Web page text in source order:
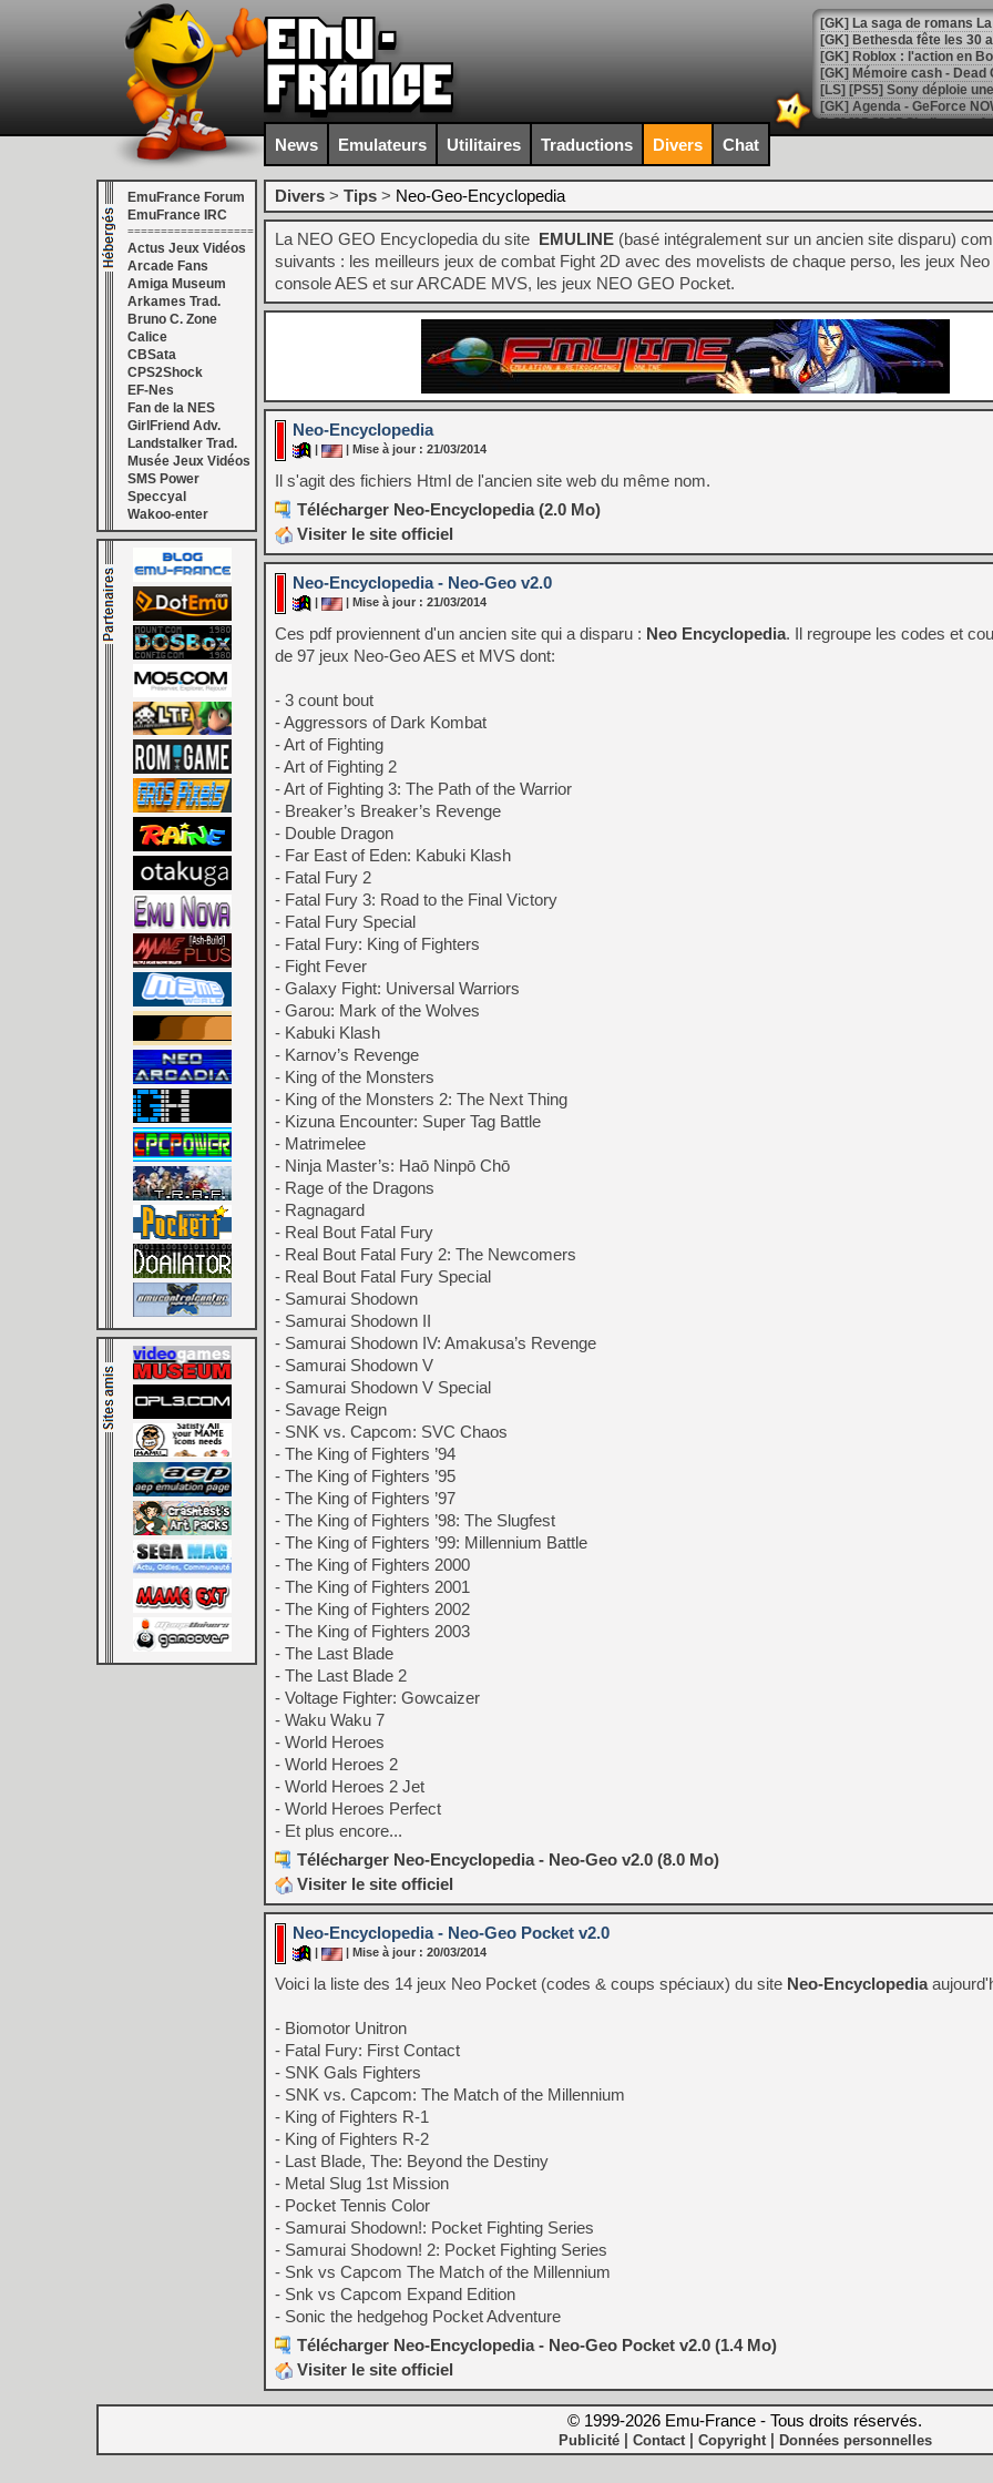
[GK] Bethesda fête les 30
[GK] Roblox : l'action en
[GK] Agenda - GeForce
[GK] Devolver Digital en a
[LS] [PS5] ps5-y2jb-
[GK] Pourquoi Marvel
[GK] Test : Restory : Chill
[GK] GTA 6 : Rockstar
[GK] Hot Wheels Infinite
[GK] Mémoire cash -
[GK] Résultats Nintendo :
[GK] Déjà des
[GK] Minecraft et ses «
[GK] Beast of
[GK] Ubisoft : fin de partie
[GK] Mémoire cash -
[GK] Dan Houser (GTA)
[GK] Comment EA Sports
[GK] Crimson Moon : un
[GK] Isle of Reveries : le
[GK] Moonlighter 2 : The
[GK] Capcom relance
[GK] Le beat'em up The
[GK] Endless Legend 2 :
[LS] [PS5] Le WebKit
[GK] Oubliez Crazy Taxi,
[LS] [Switch] NSZ 5.0.0
News Emulateurs Utilitaires Traductions Divers Chat
EmuFrance Forum
EmuFrance IRC
===================
Actus Jeux Vidéos
Arcade Fans
Amiga Museum
Arkames Trad.
Bruno C. Zone
Calice
CBSata
CPS2Shock
EF-Nes
Fan de la NES
GirlFriend Adv.
Landstalker Trad.
Musée Jeux Vidéos
SMS Power
Speccyal
Wakoo-enter
Divers > Tips > Neo-Geo-Encyclopedia
La NEO GEO Encyclopedia du site EMULINE (basé intégralement sur un ancien site disparu)
suivants : les meilleurs jeux de combat Fight 2D avec des movelists de chaque perso, les jeux
console AES et sur ARCADE MVS, les jeux NEO GEO Pocket.
Neo-Encyclopedia
| Mise à jour : 21/03/2014
Il s'agit des fichiers Html de l'ancien site web du même nom.
Télécharger Neo-Encyclopedia (2.0 Mo)
Visiter le site officiel
Neo-Encyclopedia - Neo-Geo v2.0
| Mise à jour : 21/03/2014
Ces pdf proviennent d'un ancien site qui a disparu : Neo Encyclopedia. Il regroupe les codes et
de 97 jeux Neo-Geo AES et MVS dont:
- 3 count bout
- Aggressors of Dark Kombat
- Art of Fighting
- Art of Fighting 2
- Art of Fighting 3: The Path of the Warrior
- Breaker’s Breaker’s Revenge
- Double Dragon
- Far East of Eden: Kabuki Klash
- Fatal Fury 2
- Fatal Fury 3: Road to the Final Victory
- Fatal Fury Special
- Fatal Fury: King of Fighters
- Fight Fever
- Galaxy Fight: Universal Warriors
- Garou: Mark of the Wolves
- Kabuki Klash
- Karnov’s Revenge
- King of the Monsters
- King of the Monsters 2: The Next Thing
- Kizuna Encounter: Super Tag Battle
- Matrimelee
- Ninja Master’s: Haō Ninpō Chō
- Rage of the Dragons
- Ragnagard
- Real Bout Fatal Fury
- Real Bout Fatal Fury 2: The Newcomers
- Real Bout Fatal Fury Special
- Samurai Shodown
- Samurai Shodown II
- Samurai Shodown IV: Amakusa’s Revenge
- Samurai Shodown V
- Samurai Shodown V Special
- Savage Reign
- SNK vs. Capcom: SVC Chaos
- The King of Fighters ’94
- The King of Fighters ’95
- The King of Fighters ’97
- The King of Fighters ’98: The Slugfest
- The King of Fighters ’99: Millennium Battle
- The King of Fighters 2000
- The King of Fighters 2001
- The King of Fighters 2002
- The King of Fighters 2003
- The Last Blade
- The Last Blade 2
- Voltage Fighter: Gowcaizer
- Waku Waku 7
- World Heroes
- World Heroes 2
- World Heroes 2 Jet
- World Heroes Perfect
- Et plus encore...
Télécharger Neo-Encyclopedia - Neo-Geo v2.0 (8.0 Mo)
Visiter le site officiel
Neo-Encyclopedia - Neo-Geo Pocket v2.0
| Mise à jour : 20/03/2014
Voici la liste des 14 jeux Neo Pocket (codes & coups spéciaux) du site Neo-Encyclopedia
- Biomotor Unitron
- Fatal Fury: First Contact
- SNK Gals Fighters
- SNK vs. Capcom: The Match of the Millennium
- King of Fighters R-1
- King of Fighters R-2
- Last Blade, The: Beyond the Destiny
- Metal Slug 1st Mission
- Pocket Tennis Color
- Samurai Shodown!: Pocket Fighting Series
- Samurai Shodown! 2: Pocket Fighting Series
- Snk vs Capcom The Match of the Millennium
- Snk vs Capcom Expand Edition
- Sonic the hedgehog Pocket Adventure
Télécharger Neo-Encyclopedia - Neo-Geo Pocket v2.0 (1.4 Mo)
Visiter le site officiel
© 1999-2026 Emu-France - Tous droits réservés.
Publicité| Contact| Copyright| Données personnelles